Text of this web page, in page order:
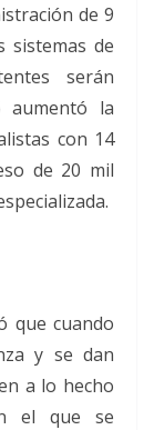
de 9
sistemas de
serán
aumentó la
con 14
de 20 mil
que cuando
y se dan
a lo hecho
el que se